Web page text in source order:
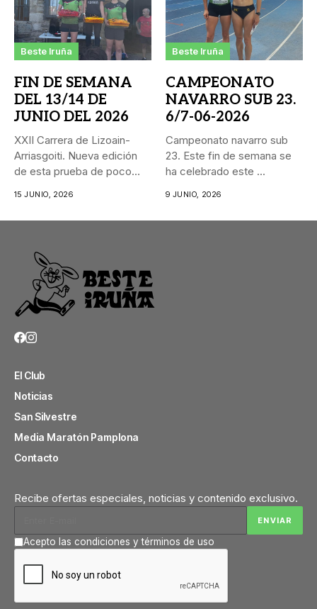
Beste Iruña
FIN DE SEMANA
DEL 13/14 DE
JUNIO DEL 2026
XXII Carrera de Lizoain-
Arriasgoiti. Nueva edición
de esta prueba de poco
15 JUNIO, 2026
Beste Iruña
CAMPEONATO
NAVARRO SUB 23.
6/7-06-2026
Campeonato navarro sub
23. Este fin de semana se
ha celebrado este ...
9 JUNIO, 2026
El Club
Noticias
San Silvestre
Media Maratón Pamplona
Contacto
Recibe ofertas especiales, noticias y contenido exclusivo.
Acepto las condiciones y términos de uso